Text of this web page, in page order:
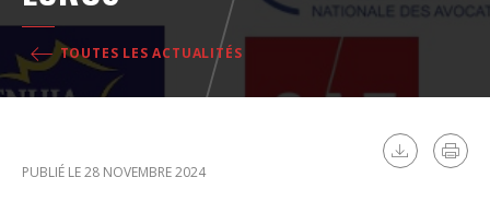
TOUTES LES ACTUALITÉS
PUBLIÉ LE 28 NOVEMBRE 2024